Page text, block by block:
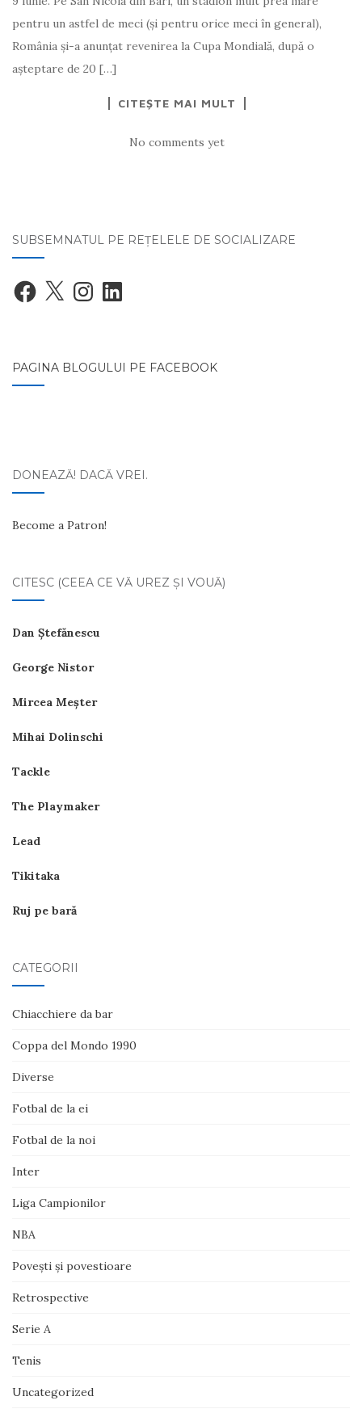
pentru un astfel de meci (şi pentru orice meci în general),
România şi-a anunţat revenirea la Cupa Mondială, după o
aşteptare de 20 […]
CITEȘTE MAI MULT
No comments yet
SUBSEMNATUL PE REŢELELE DE SOCIALIZARE
Facebook
X InstagramLinkedIn
PAGINA BLOGULUI PE FACEBOOK
DONEAZĂ! DACĂ VREI.
Become a Patron!
CITESC (CEEA CE VĂ UREZ ŞI VOUĂ)
Dan Ştefănescu
George Nistor
Mircea Meşter
Mihai Dolinschi
Tackle
The Playmaker
Lead
Tikitaka
Ruj pe bară
CATEGORII
Chiacchiere da bar
Coppa del Mondo 1990
Diverse
Fotbal de la ei
Fotbal de la noi
Inter
Liga Campionilor
NBA
Poveşti şi povestioare
Retrospective
Serie A
Tenis
Uncategorized